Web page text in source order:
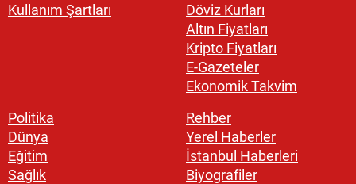
Kullanım Şartları
Döviz Kurları
Altın Fiyatları
Kripto Fiyatları
E-Gazeteler
Ekonomik Takvim
Politika
Dünya
Eğitim
Sağlık
Rehber
Yerel Haberler
İstanbul Haberleri
Biyografiler